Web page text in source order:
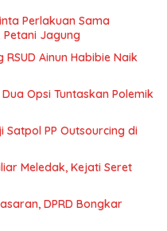
Perlakuan Sama
Petani Jagung
Ainun Habibie Naik
Opsi Tuntaskan Polemik
Satpol PP Outsourcing di
Meledak, Kejati Seret
DPRD Bongkar